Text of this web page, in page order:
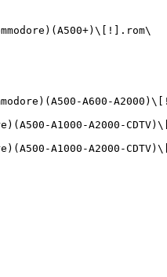
A600-
A1000-A2000-
A1000-A2000-